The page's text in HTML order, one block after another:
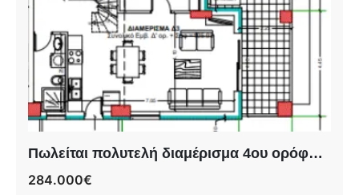
Πωλείται πολυτελή διαμέρισμα 4ου ορόφου σε υπό ανέγερση οικοδομή πλησίον της οδού Ηρώων Πολυτεχνείου.
284.000€